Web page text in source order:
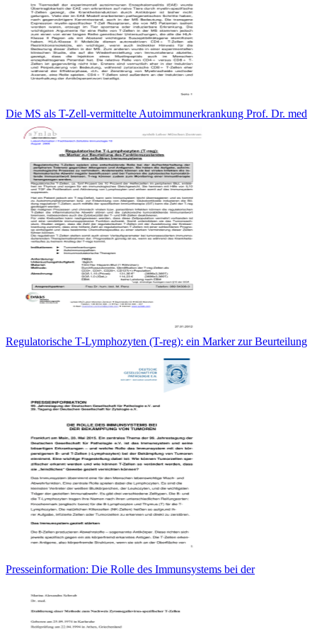
Die MS als T-Zell-vermittelte Autoimmunerkrankung Prof. Dr. med
Regulatorische T-Lymphozyten (T-reg): ein Marker zur Beurteilung
Presseinformation: Die Rolle des Immunsystems bei der